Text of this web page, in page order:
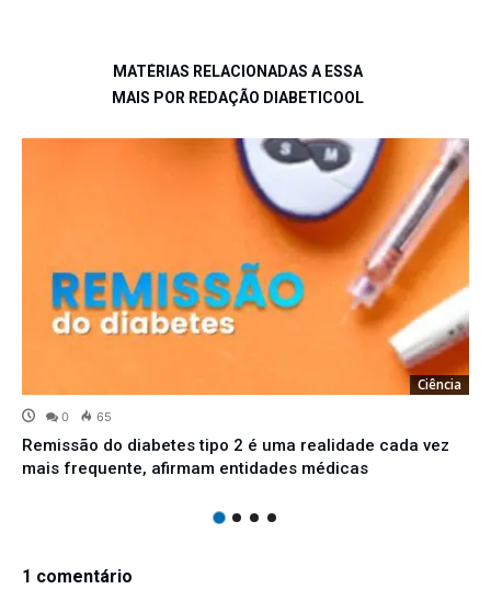
MATÉRIAS RELACIONADAS A ESSA
MAIS POR REDAÇÃO DIABETICOOL
Ciência
0 65
Remissão do diabetes tipo 2 é uma realidade cada vez
mais frequente, afirmam entidades médicas
1 comentário